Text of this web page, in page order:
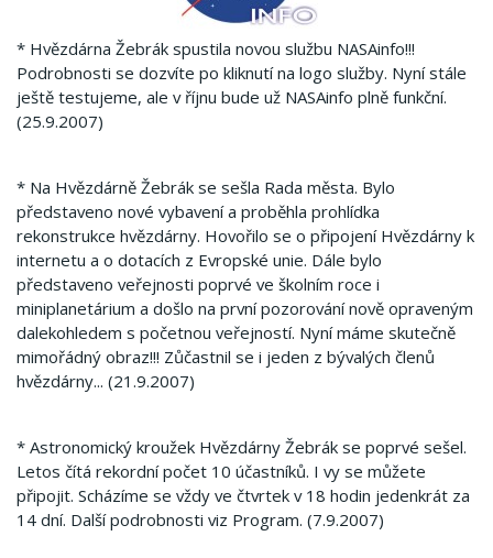
* Hvězdárna Žebrák spustila novou službu NASAinfo!!!
Podrobnosti se dozvíte po kliknutí na logo služby. Nyní stále
ještě testujeme, ale v říjnu bude už NASAinfo plně funkční.
(25.9.2007)
* Na Hvězdárně Žebrák se sešla Rada města. Bylo
představeno nové vybavení a proběhla prohlídka
rekonstrukce hvězdárny. Hovořilo se o připojení Hvězdárny k
internetu a o dotacích z Evropské unie. Dále bylo
představeno veřejnosti poprvé ve školním roce i
miniplanetárium a došlo na první pozorování nově opraveným
dalekohledem s početnou veřejností. Nyní máme skutečně
mimořádný obraz!!! Zůčastnil se i jeden z bývalých členů
hvězdárny... (21.9.2007)
* Astronomický kroužek Hvězdárny Žebrák se poprvé sešel.
Letos čítá rekordní počet 10 účastníků. I vy se můžete
připojit. Scházíme se vždy ve čtvrtek v 18 hodin jedenkrát za
14 dní. Další podrobnosti viz Program. (7.9.2007)